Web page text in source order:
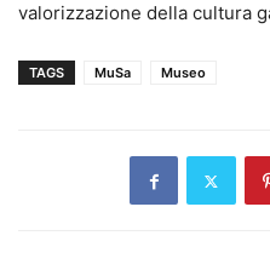
valorizzazione della cultura
TAGS MuSa Museo